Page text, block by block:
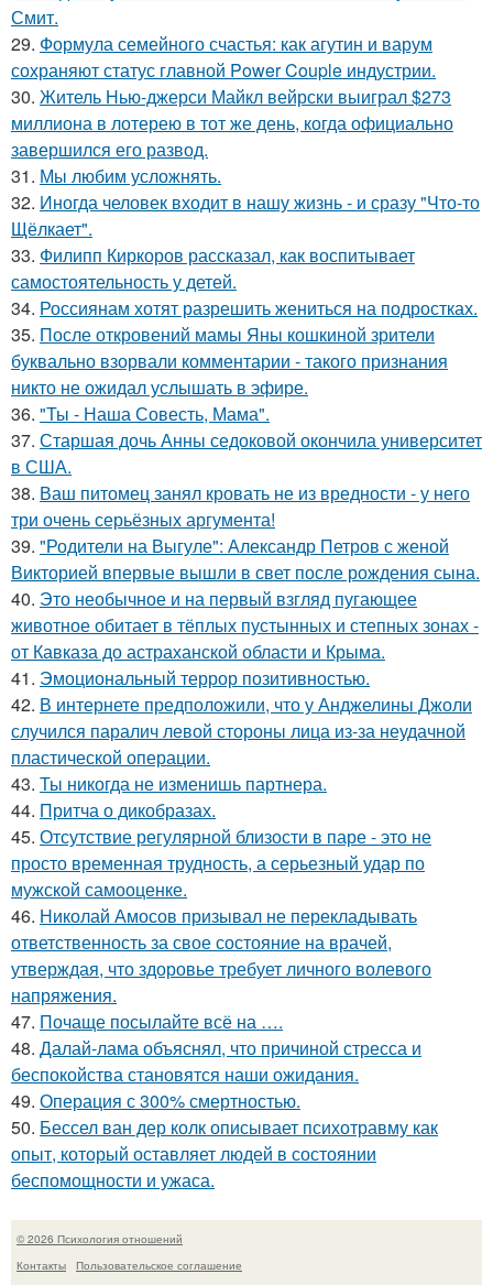
Смит.
29. Формула семейного счастья: как агутин и варум
сохраняют статус главной Power Couple индустрии.
30. Житель Нью-джерси Майкл вейрски выиграл $273
миллиона в лотерею в тот же день, когда официально
завершился его развод.
31. Мы любим усложнять.
32. Иногда человек входит в нашу жизнь - и сразу "Что-то
Щёлкает".
33. Филипп Киркоров рассказал, как воспитывает
самостоятельность у детей.
34. Россиянам хотят разрешить жениться на подростках.
35. После откровений мамы Яны кошкиной зрители
буквально взорвали комментарии - такого признания
никто не ожидал услышать в эфире.
36. "Ты - Наша Совесть, Мама".
37. Старшая дочь Анны седоковой окончила университет
в США.
38. Ваш питомец занял кровать не из вредности - у него
три очень серьёзных аргумента!
39. "Родители на Выгуле": Александр Петров с женой
Викторией впервые вышли в свет после рождения сына.
40. Это необычное и на первый взгляд пугающее
животное обитает в тёплых пустынных и степных зонах -
от Кавказа до астраханской области и Крыма.
41. Эмоциональный террор позитивностью.
42. В интернете предположили, что у Анджелины Джоли
случился паралич левой стороны лица из-за неудачной
пластической операции.
43. Ты никогда не изменишь партнера.
44. Притча о дикобразах.
45. Отсутствие регулярной близости в паре - это не
просто временная трудность, а серьезный удар по
мужской самооценке.
46. Николай Амосов призывал не перекладывать
ответственность за свое состояние на врачей,
утверждая, что здоровье требует личного волевого
напряжения.
47. Почаще посылайте всё на ….
48. Далай-лама объяснял, что причиной стресса и
беспокойства становятся наши ожидания.
49. Операция с 300% смертностью.
50. Бессел ван дер колк описывает психотравму как
опыт, который оставляет людей в состоянии
беспомощности и ужаса.
© 2026 Психология отношений
Контакты
Пользовательское соглашение